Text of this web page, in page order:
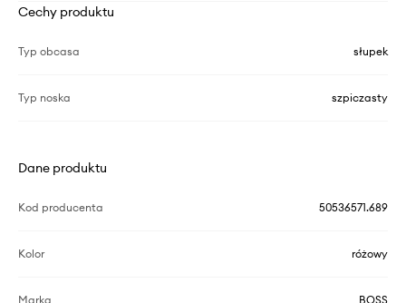
Cechy produktu
Typ obcasa słupek
Typ noska szpiczasty
Dane produktu
Kod producenta 50536571.689
Kolor różowy
Marka BOSS